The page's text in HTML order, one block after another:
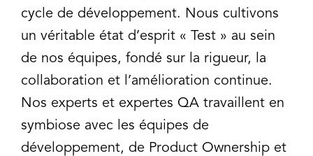
cycle de développement. Nous cultivons
un véritable état d’esprit « Test » au sein
de nos équipes, fondé sur la rigueur, la
collaboration et l’amélioration continue.
Nos experts et expertes QA travaillent en
symbiose avec les équipes de
développement, de Product Ownership et